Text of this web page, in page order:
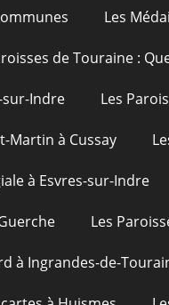
Les
de Touraine :
sur-Indre Les
Martin à Cussay
à Esvres-sur-Indre
Les
à Ingrandes-de-